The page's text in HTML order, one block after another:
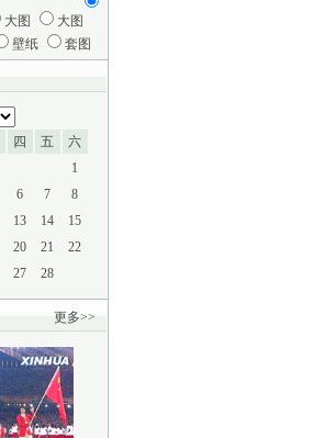
大图
大图
壁纸 套图
四 五
六
1
6 7
8
13 14
15
20 21
22
27 28
更多>>